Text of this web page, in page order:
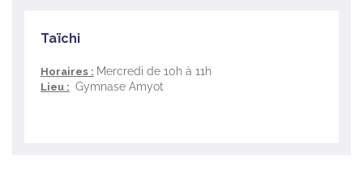
Taïchi
Horaires : Mercredi de 10h à 11h
Lieu : Gymnase Amyot